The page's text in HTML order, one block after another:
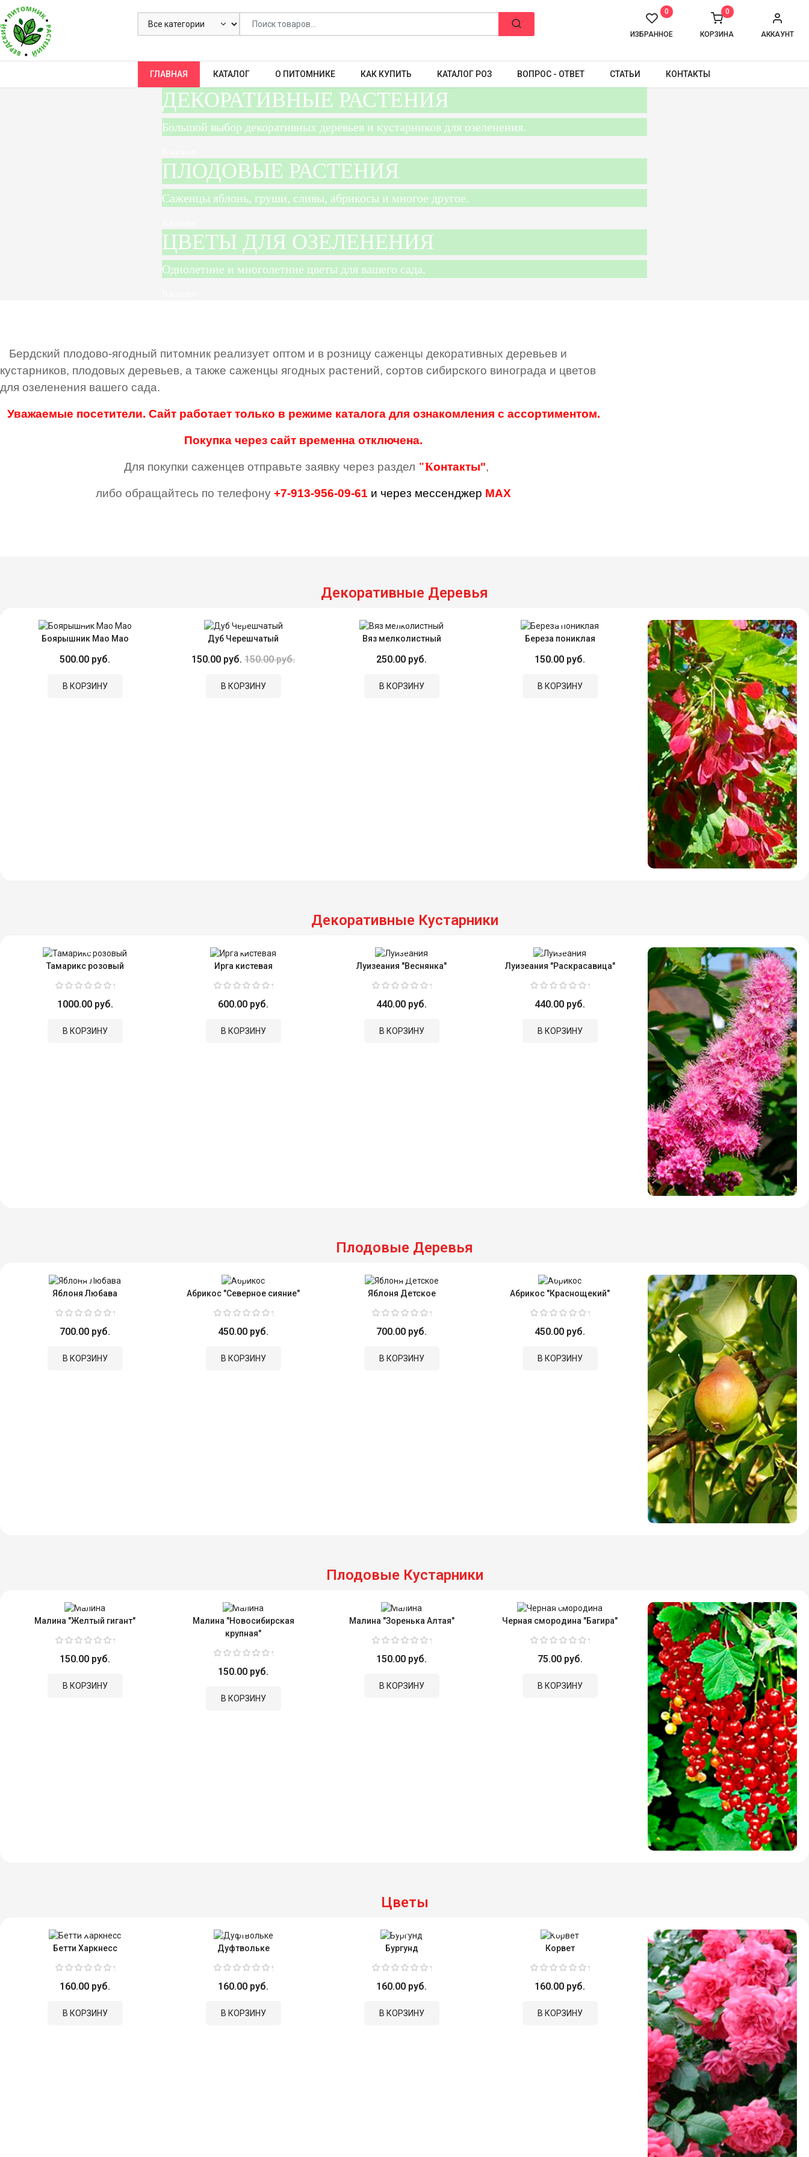
АККАУНТ
КОРЗИНА
0
ИЗБРАННОЕ
0
ГЛАВНАЯ КАТАЛОГ О ПИТОМНИКЕ КАК КУПИТЬ КАТАЛОГ РОЗ ВОПРОС - ОТВЕТ СТАТЬИ КОНТАКТЫ
ДЕКОРАТИВНЫЕ РАСТЕНИЯ
Большой выбор декоративных деревьев и кустарников для озеленения.
ПЛОДОВЫЕ РАСТЕНИЯ
Саженцы яблонь, груши, сливы, абрикосы и многое другое.
ЦВЕТЫ ДЛЯ ОЗЕЛЕНЕНИЯ
Однолетние и многолетние цветы для вашего сада.
Бердский плодово-ягодный питомник реализует оптом и в розницу саженцы декоративных деревьев и
кустарников, плодовых деревьев, а также саженцы ягодных растений, сортов сибирского винограда и цветов
для озеленения вашего сада.
Уважаемые посетители. Сайт работает только в режиме каталога для ознакомления с ассортиментом.
Покупка через сайт временна отключена.
Для покупки саженцев отправьте заявку через раздел "Контакты",
либо обращайтесь по телефону +7-913-956-09-61 и через мессенджер МАХ
Декоративные Деревья
Боярышник Мао Мао
500.00 руб.
В КОРЗИНУ
Дуб Черешчатый
150.00 руб. 150.00 руб.
В КОРЗИНУ
Вяз мелколистный
250.00 руб.
В КОРЗИНУ
Береза пониклая
150.00 руб.
В КОРЗИНУ
Декоративные Кустарники
Тамарикс розовый
1000.00 руб.
В КОРЗИНУ
Ирга кистевая
600.00 руб.
В КОРЗИНУ
Луизеания "Веснянка"
440.00 руб.
В КОРЗИНУ
Луизеания "Раскрасавица"
440.00 руб.
В КОРЗИНУ
Плодовые Деревья
Яблоня Любава
700.00 руб.
В КОРЗИНУ
Абрикос "Северное сияние"
450.00 руб.
В КОРЗИНУ
Яблоня Детское
700.00 руб.
В КОРЗИНУ
Абрикос "Краснощекий"
450.00 руб.
В КОРЗИНУ
Плодовые Кустарники
Малина "Желтый гигант"
150.00 руб.
В КОРЗИНУ
Малина "Новосибирская
крупная"
150.00 руб.
В КОРЗИНУ
Малина "Зоренька Алтая"
150.00 руб.
В КОРЗИНУ
Черная смородина "Багира"
75.00 руб.
В КОРЗИНУ
Цветы
Бетти Харкнесс
160.00 руб.
В КОРЗИНУ
Дуфтвольке
160.00 руб.
В КОРЗИНУ
Бургунд
160.00 руб.
В КОРЗИНУ
Корвет
160.00 руб.
В КОРЗИНУ